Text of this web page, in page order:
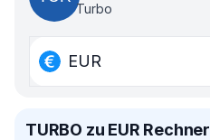
Turbo
EUR
TURBO zu EUR Rechner